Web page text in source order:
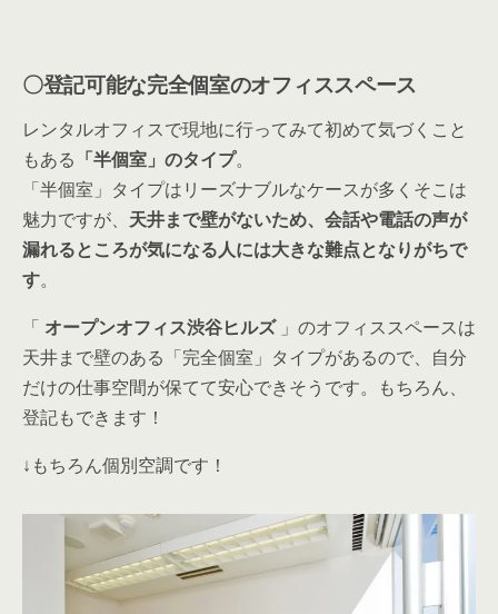
〇登記可能な完全個室のオフィススペース
レンタルオフィスで現地に行ってみて初めて気づくこと
もある
「半個室」のタイプ。
「半個室」タイプはリーズナブルなケースが多くそこは
魅力ですが、 天井まで壁がないため、会話や電話の声が
漏れるところが気になる人には大きな難点となりがちで
す。
「 オープンオフィス渋谷ヒルズ 」のオフィススペースは
天井まで壁のある「完全個室」タイプがあるので、自分
だけの仕事空間が保てて安心できそうです。もちろん、
登記もできます！
↓もちろん個別空調です！